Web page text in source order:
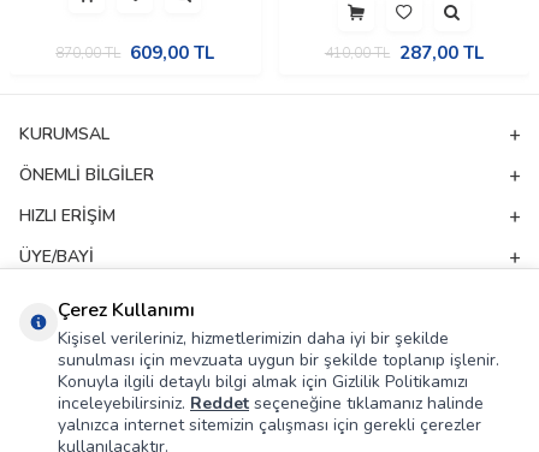
870,00TL 609,00 TL 410,00TL 287,00TL
KURUMSAL
ÖNEMLI BILGILER
HIZLI ERIŞIM
ÜYE/BAYI
ADRES & İLETIŞIM
E-Bülten Aboneliği
Kampanya ve yeniliklerden haberdar olmak için e-bültenimize abone olun!
Çerez Kullanımı
Kişisel verileriniz, hizmetlerimizin daha iyi bir şekilde
sunulması için mevzuata uygun bir şekilde toplanıp işlenir.
Konuyla ilgili detaylı bilgi almak için Gizlilik Politikamızı
inceleyebilirsiniz. Reddet seçeneğine tıklamanız halinde
yalnızca internet sitemizin çalışması için gerekli çerezler
kullanılacaktır.